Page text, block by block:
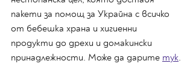
пакети за помощ за Украйна с всичко
от бебешка храна и хигиенни
продукти до дрехи и домакински
принадлежности. Може да дарите тук.